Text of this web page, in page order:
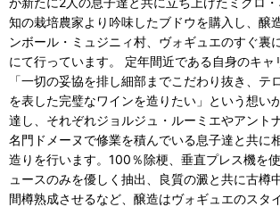
知の栽培農家より吟味したブドウを購入し、醸
ンボール・ミュジニィ村、ヴォギュエのすぐ裏
にて行っています。 定年間近である自身のキャ
「一切の妥協を排し細部までこだわり抜き、テ
を表した完璧なワインを造りたい」という想い
達し、それぞれジョルジュ・ルーミエやアント
名門ドメーヌで修業を積んでいる息子達と共に
造りを行います。100％除梗、垂直プレス機を
ュースのみを優しく抽出、良質の澱と共に古樽
間樽熟成させるなど、醸造はヴォギュエのスタ